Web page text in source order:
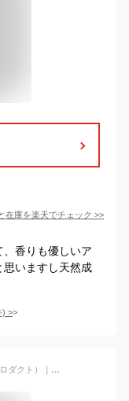
在庫を楽天でチェック >>
香りも優しいア
思いますし天然成
) >
【公式】ヘアワックス / product（ザ・プロダクト）｜タンジェリンの香り｜オーガニック ヘアバーム ワックス スタイリング剤 ヘアオイル｜保湿 ツヤ髪 濡れ髪｜メンズ レディース ジェンダーレス ユニセックス｜サロン 美容室